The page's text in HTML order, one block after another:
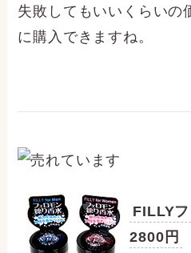
失敗してもいいくらいの
に購入できますね。
FILLY
2800円